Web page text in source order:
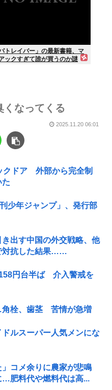
パトレイバー」の最新書籍、マ
ックすぎて誰が買うのか謎
くなってくる
2025.11.20 06:01
クドア 外部から完全制
た
少年ジャンプ」、発行部
出す中国の外交戦略、他
対抗した結果……
158円台半ば 介入警戒を
角栓、歯茎 苦情が急増
ルスーパー人気メンにな
」コメ余りに農家が悲鳴
…肥料代や燃料代は高...